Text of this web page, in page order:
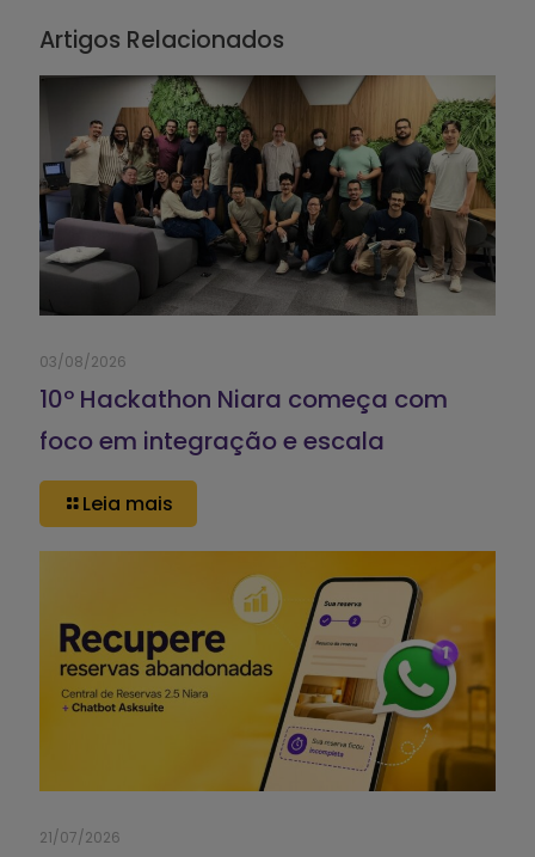
Artigos Relacionados
03/08/2026
10º Hackathon Niara começa com
foco em integração e escala
Leia mais
21/07/2026